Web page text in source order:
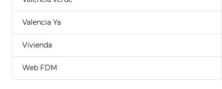
Valencia Ya
Vivienda
Web FDM